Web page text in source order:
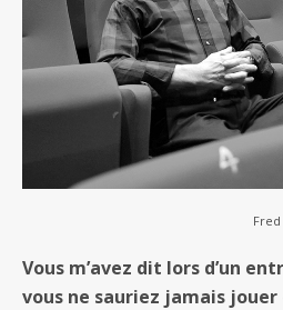
Vous m’avez dit lors d’un
vous ne sauriez jamais jouer